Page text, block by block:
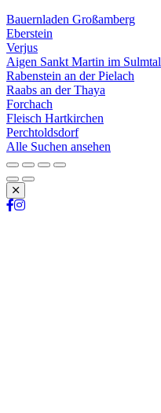
Bauernladen Großamberg
Eberstein
Verjus
Aigen Sankt Martin im Sulmtal
Rabenstein an der Pielach
Raabs an der Thaya
Forchach
Fleisch Hartkirchen
Perchtoldsdorf
Alle Suchen ansehen
Schließen